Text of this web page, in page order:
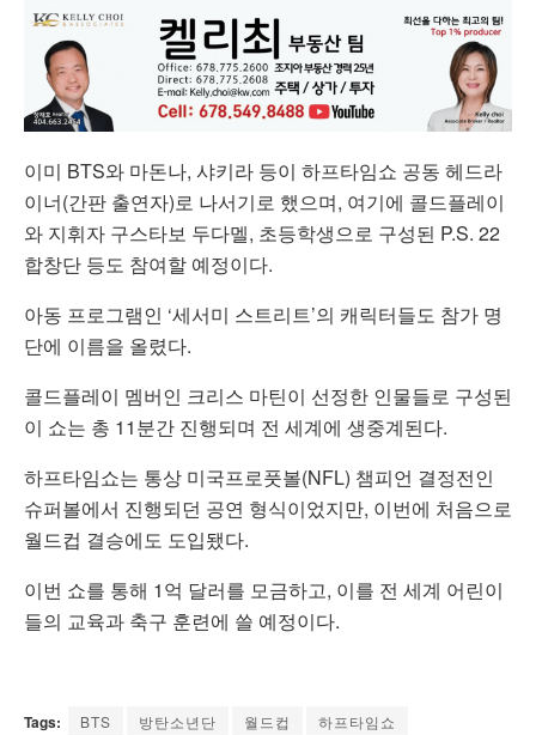
이미 BTS와 마돈나, 샤키라 등이 하프타임쇼 공동 헤드라
이너(간판 출연자)로 나서기로 했으며, 여기에 콜드플레이
와 지휘자 구스타보 두다멜, 초등학생으로 구성된 P.S. 22
합창단 등도 참여할 예정이다.
아동 프로그램인 ‘세서미 스트리트’의 캐릭터들도 참가 명
단에 이름을 올렸다.
콜드플레이 멤버인 크리스 마틴이 선정한 인물들로 구성된
이 쇼는 총 11분간 진행되며 전 세계에 생중계된다.
하프타임쇼는 통상 미국프로풋볼(NFL) 챔피언 결정전인
슈퍼볼에서 진행되던 공연 형식이었지만, 이번에 처음으로
월드컵 결승에도 도입됐다.
이번 쇼를 통해 1억 달러를 모금하고, 이를 전 세계 어린이
들의 교육과 축구 훈련에 쓸 예정이다.
Tags: BTS 방탄소년단 월드컵 하프타임쇼